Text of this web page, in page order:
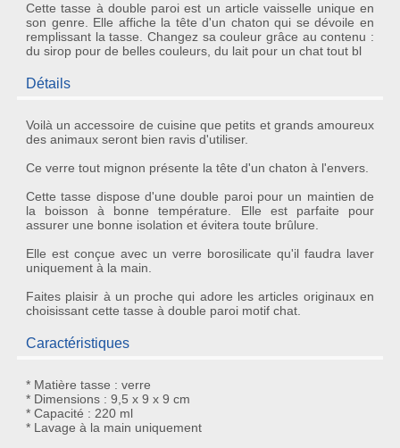
Cette tasse à double paroi est un article vaisselle unique en
son genre. Elle affiche la tête d'un chaton qui se dévoile en
remplissant la tasse. Changez sa couleur grâce au contenu :
du sirop pour de belles couleurs, du lait pour un chat tout bl
Détails
Voilà un accessoire de cuisine que petits et grands amoureux
des animaux seront bien ravis d'utiliser.
Ce verre tout mignon présente la tête d'un chaton à l'envers.
Cette tasse dispose d'unedouble paroipour un maintien de
la boisson à bonne température. Elle est parfaite pour
assurer une bonne isolation et évitera toute brûlure.
Elle est conçue avec un verre borosilicate qu'il faudra laver
uniquement à la main.
Faites plaisir à un proche qui adore lesarticles originauxen
choisissant cette tasse à double paroi motif chat.
Caractéristiques
* Matière tasse : verre
* Dimensions : 9,5 x 9 x 9 cm
* Capacité : 220 ml
* Lavage à la main uniquement